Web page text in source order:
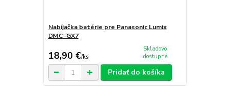
Nabíjačka batérie pre Panasonic Lumix
DMC-GX7
18,90 €/ks
Skladovo
dostupné
Pridať do košíka